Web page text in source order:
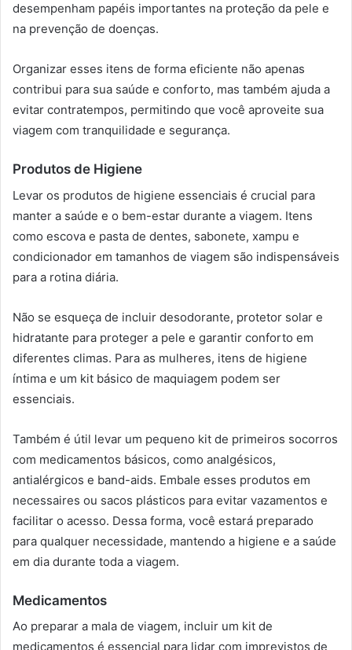
desempenham papéis importantes na proteção da pele e
na prevenção de doenças.
Organizar esses itens de forma eficiente não apenas
contribui para sua saúde e conforto, mas também ajuda a
evitar contratempos, permitindo que você aproveite sua
viagem com tranquilidade e segurança.
Produtos de Higiene
Levar os produtos de higiene essenciais é crucial para
manter a saúde e o bem-estar durante a viagem. Itens
como escova e pasta de dentes, sabonete, xampu e
condicionador em tamanhos de viagem são indispensáveis
para a rotina diária.
Não se esqueça de incluir desodorante, protetor solar e
hidratante para proteger a pele e garantir conforto em
diferentes climas. Para as mulheres, itens de higiene
íntima e um kit básico de maquiagem podem ser
essenciais.
Também é útil levar um pequeno kit de primeiros socorros
com medicamentos básicos, como analgésicos,
antialérgicos e band-aids. Embale esses produtos em
necessaires ou sacos plásticos para evitar vazamentos e
facilitar o acesso. Dessa forma, você estará preparado
para qualquer necessidade, mantendo a higiene e a saúde
em dia durante toda a viagem.
Medicamentos
Ao preparar a mala de viagem, incluir um kit de
medicamentos é essencial para lidar com imprevistos de